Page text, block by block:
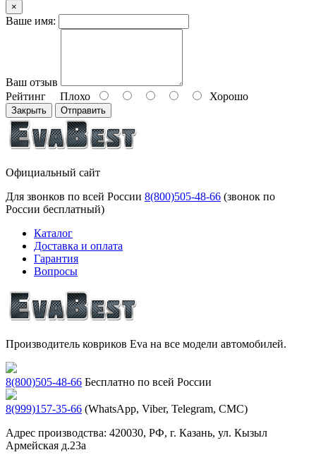
×
Ваше имя:
Ваш отзыв
Рейтинг Плохо Хорошо
Закрыть Отправить
Официальный сайт
Для звонков по всей России 8(800)505-48-66 (звонок по
России бесплатный)
Каталог
Доставка и оплата
Гарантия
Вопросы
Производитель ковриков Eva на все модели автомобилей.
8(800)505-48-66 Бесплатно по всей России
8(999)157-35-66 (WhatsApp, Viber, Telegram, СМС)
Адрес производства: 420030, РФ, г. Казань, ул. Кызыл
Армейская д.23а